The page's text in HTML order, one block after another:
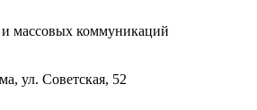
массовых коммуникаций
ул. Советская, 52